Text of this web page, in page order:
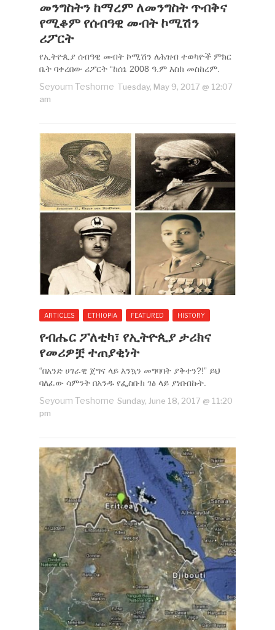
መንግስትን ከማረም ለመንግስት ጥብቅና
የሚቆም የሰብዓዊ መብት ኮሚሽን
ሪፖርት
የኢትዮጲያ ሰብዓዊ መብት ኮሚሽን ለሕዝብ ተወካዮች ምክር
ቤት ባቀረበው ሪፖርት “ከሰኔ 2008 ዓ.ም እስከ መስከረም.
Seyoum Teshome Tuesday, May 9, 2017 @ 12:07
am
ARTICLES ETHIOPIA FEATURED HISTORY
የብሔር ፖለቲካ፣ የኢትዮጲያ ታሪክና
የመሪዎቿ ተጠያቂነት
“በአንድ ሀገራዊ ጀግና ላይ እንኳን መግባባት ያቅተን?!” ይህ
ባለፈው ሳምንት በአንዱ የፌስቡክ ገፅ ላይ ያነበብኩት.
Seyoum Teshome Sunday, June 18, 2017 @ 11:20
pm